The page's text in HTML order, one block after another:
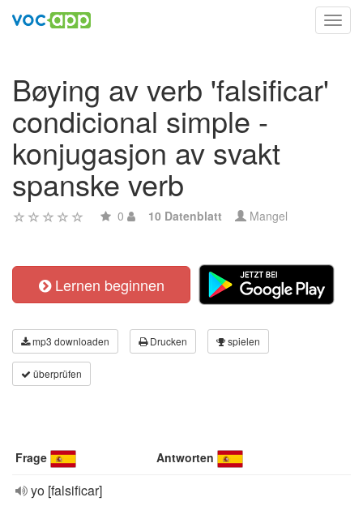
Bøying av verb 'falsificar'
condicional simple -
konjugasjon av svakt
spanske verb
0 10 Datenblatt Mangel
Lernen beginnen
mp3 downloaden Drucken spielen
überprüfen
Frage Antworten
yo [falsificar]